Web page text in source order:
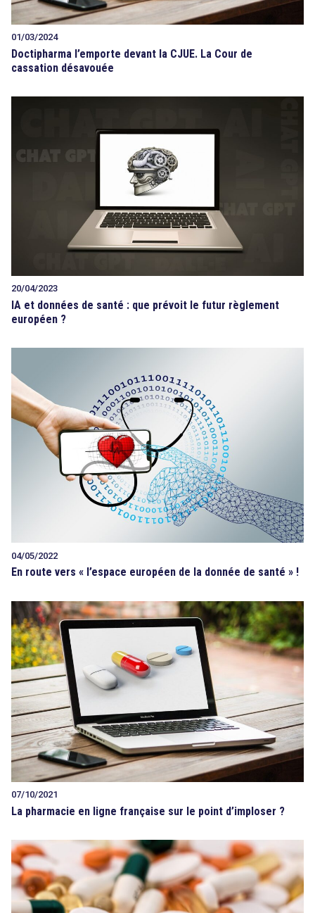
01/03/2024
Doctipharma l’emporte devant la CJUE. La Cour de
cassation désavouée
20/04/2023
IA et données de santé : que prévoit le futur règlement
européen ?
04/05/2022
En route vers « l’espace européen de la donnée de santé » !
07/10/2021
La pharmacie en ligne française sur le point d’imploser ?